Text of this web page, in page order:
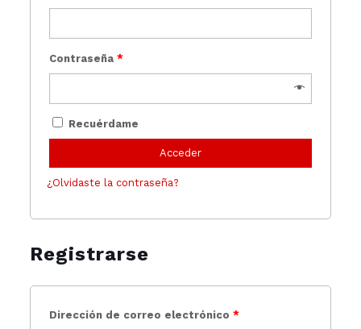
Contraseña *
Recuérdame
Acceder
¿Olvidaste la contraseña?
Registrarse
Dirección de correo electrónico *